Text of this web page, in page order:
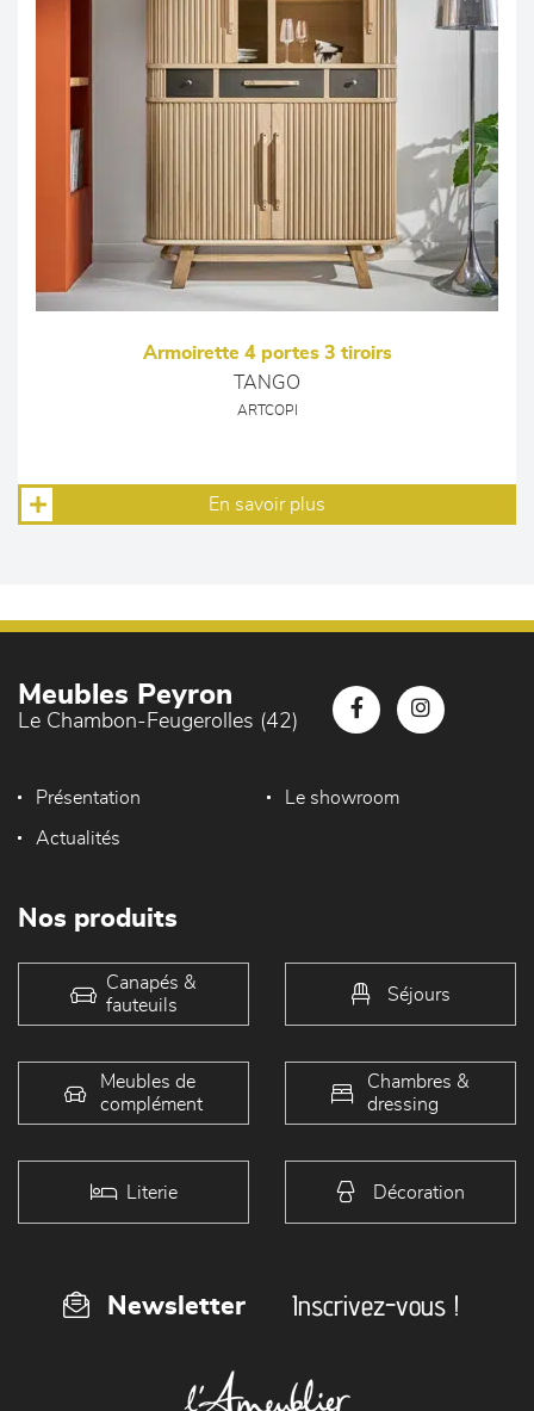
Armoirette 4 portes 3 tiroirs
TANGO
ARTCOPI
En savoir plus
Meubles Peyron
Le Chambon-Feugerolles (42)
Présentation Le showroom
Actualités
Nos produits
Canapés &
fauteuils
Séjours
Meubles de
complément
Chambres &
dressing
Literie Décoration
Newsletter Inscrivez-vous !